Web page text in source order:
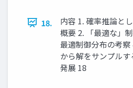
18.
内容 1. 確率推論と
概要 2. 「最適な」
最適制御分布の考
から解をサンプルす
発展 18